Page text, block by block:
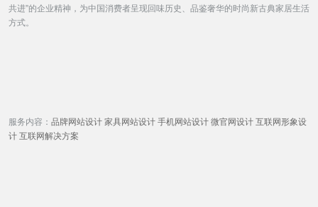
共进”的企业精神，为中国消费者呈现回味历史、品鉴奢华的时尚新古典家居生活
方式。
服务内容： 品牌网站设计 家具网站设计 手机网站设计 微官网设计 互联网形象设
计 互联网解决方案